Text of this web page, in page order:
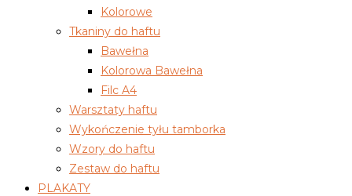
Kolorowe
Tkaniny do haftu
Bawełna
Kolorowa Bawełna
Filc A4
Warsztaty haftu
Wykończenie tyłu tamborka
Wzory do haftu
Zestaw do haftu
PLAKATY